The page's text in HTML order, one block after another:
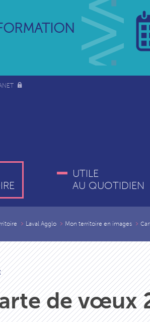
UTILE
AU QUOTIDIEN
Laval Agglo Mon territoire en images
de vœux